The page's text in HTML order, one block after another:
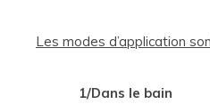
Les modes d’application
1/Dans le bain